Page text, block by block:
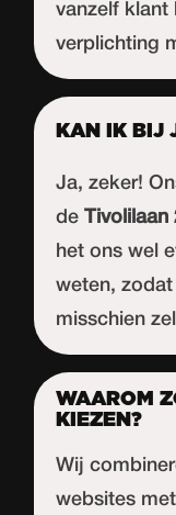
vanzelf klant
verplichting
KAN IK BIJ
Ja, zeker!
de
het ons wel
weten,
misschien
WAAROM
KIEZEN?
Wij
websites